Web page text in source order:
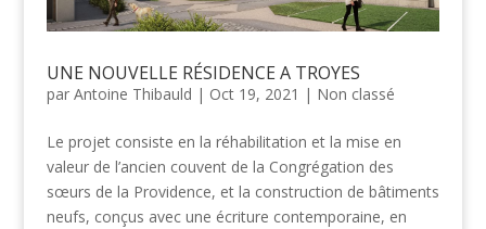
UNE NOUVELLE RÉSIDENCE A TROYES
par Antoine Thibauld | Oct 19, 2021 | Non classé
Le projet consiste en la réhabilitation et la mise en
valeur de l’ancien couvent de la Congrégation des
sœurs de la Providence, et la construction de bâtiments
neufs, conçus avec une écriture contemporaine, en